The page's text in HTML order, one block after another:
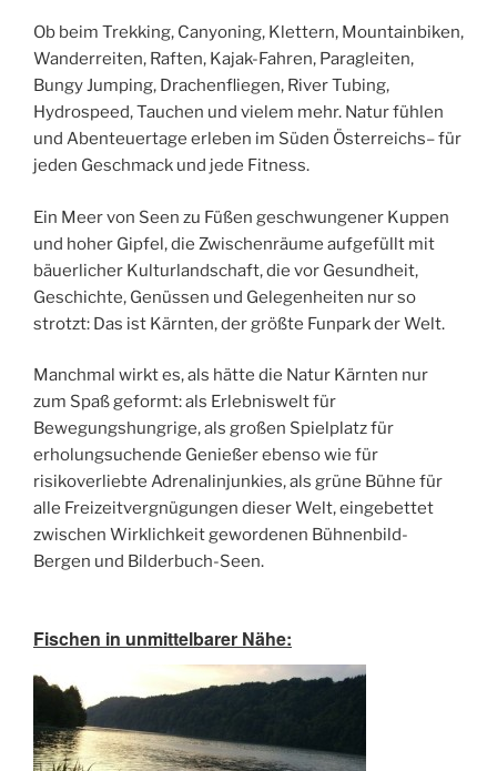
Ob beim Trekking, Canyoning, Klettern, Mountainbiken,
Wanderreiten, Raften, Kajak-Fahren, Paragleiten,
Bungy Jumping, Drachenfliegen, River Tubing,
Hydrospeed, Tauchen und vielem mehr. Natur fühlen
und Abenteuertage erleben im Süden Österreichs– für
jeden Geschmack und jede Fitness.
Ein Meer von Seen zu Füßen geschwungener Kuppen
und hoher Gipfel, die Zwischenräume aufgefüllt mit
bäuerlicher Kulturlandschaft, die vor Gesundheit,
Geschichte, Genüssen und Gelegenheiten nur so
strotzt: Das ist Kärnten, der größte Funpark der Welt.
Manchmal wirkt es, als hätte die Natur Kärnten nur
zum Spaß geformt: als Erlebniswelt für
Bewegungshungrige, als großen Spielplatz für
erholungsuchende Genießer ebenso wie für
risikoverliebte Adrenalinjunkies, als grüne Bühne für
alle Freizeitvergnügungen dieser Welt, eingebettet
zwischen Wirklichkeit gewordenen Bühnenbild-
Bergen und Bilderbuch-Seen.
Fischen in unmittelbarer Nähe: